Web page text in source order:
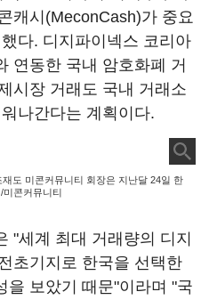
캐시(MeconCash)가 중요
다. 디지파이넥스 코리아
연동한 국내 암호화폐 거
시장 거래도 국내 거래소
나간다는 계획이다.
도 미콘커뮤니티 회장은 지난달 24일 한
미콘커뮤니티
"세계 최대 거래량의 디지
초기지로 한국을 선택한
을 보았기 때문"이라며 "국